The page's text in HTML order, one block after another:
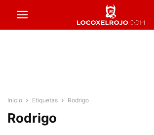
Inicio Etiquetas Rodrigo
Rodrigo